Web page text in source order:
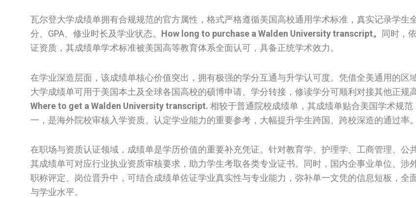
瓦尔登大学成绩单拥有合规规范的官方属性，格式严格遵循美国高校通用学术标准，真实记录学生
分、GPA、修业时长及学业状态。 How long to purchase a Walden University transcript。
同时，
证资质，其成绩单学术标准被美国高等教育体系全面认可，具备正统学术效力。
在学业深造层面，该成绩单核心价值突出，拥有极强的学分互通与升学认可度。凭借全美通用的区
大学成绩单可用于美国本土及全球各国高校的硕博申请、学分转接，修读学分可顺利对接其他正规
Where to get a Walden University transcript. 相较于普通院校成绩单，其成绩单贴合美国学术规范
一，是海外院校审核入学资质、认定学业能力的重要参考，大幅提升学生跨国、跨校深造的通过率。
在职场与资质认证领域，成绩单是学历价值的重要补充凭证。针对教育学、护理学、工商管理、公
其成绩单可对应行业执业资质审核要求，助力学生考取各类专业证书。同时，国内企事业单位、涉
职称评定、岗位晋升中，可结合成绩单佐证学业真实性与专业能力，弥补单一文凭的信息短板，全
与学业水平。